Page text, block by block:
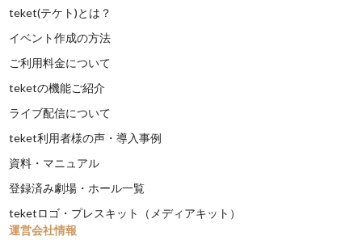
teket(テケト)とは？
イベント作成の方法
ご利用料金について
teketの機能ご紹介
ライブ配信について
teket利用者様の声・導入事例
資料・マニュアル
登録済み劇場・ホール一覧
teketロゴ・プレスキット（メディアキット）
運営会社情報